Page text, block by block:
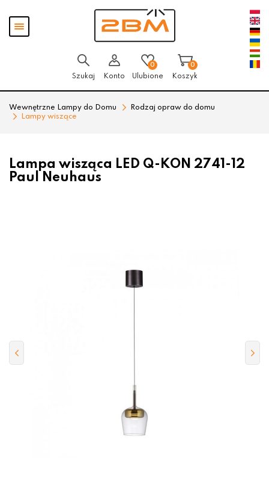
Pokaż
menu
Szukaj Konto
0
Ulubione
0
Koszyk
Wewnętrzne Lampy do Domu
Rodzaj opraw do domu
Lampy wiszące
Lampa wisząca LED Q-KON 2741-12
Paul Neuhaus